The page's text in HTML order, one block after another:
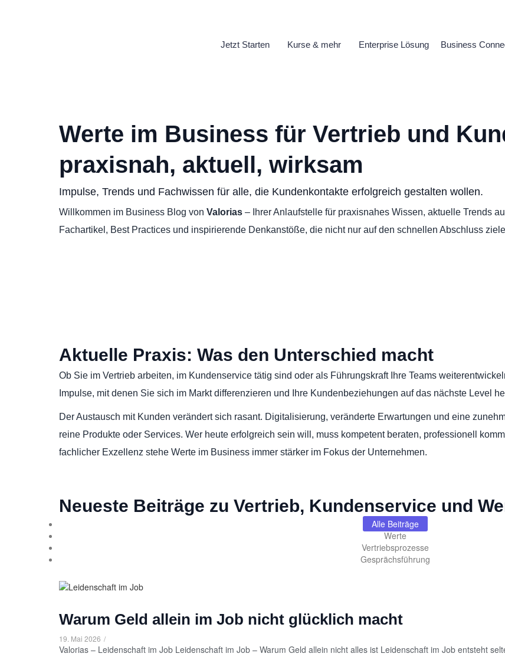
Jetzt Starten Kurse & mehr Enterprise Lösung Business
Werte im Business für Vertrieb und
praxisnah, aktuell, wirksam
Impulse, Trends und Fachwissen für alle, die Kundenkontakte erfolgreich gestalten wollen.
Willkommen im Business Blog von Valorias – Ihrer Anlaufstelle für praxisnahes Wissen, aktuelle Trends
Fachartikel, Best Practices und inspirierende Denkanstöße, die nicht nur auf den schnellen Abschluss
Aktuelle Praxis: Was den Unterschied macht
Ob Sie im Vertrieb arbeiten, im Kundenservice tätig sind oder als Führungskraft Ihre Teams
Impulse, mit denen Sie sich im Markt differenzieren und Ihre Kundenbeziehungen auf das nächste Level
Der Austausch mit Kunden verändert sich rasant. Digitalisierung, veränderte Erwartungen und eine
reine Produkte oder Services. Wer heute erfolgreich sein will, muss kompetent beraten, professionell
fachlicher Exzellenz stehe Werte im Business immer stärker im Fokus der Unternehmen.
Neueste Beiträge zu Vertrieb, Kundenservice und
Alle Beiträge
Werte
Vertriebsprozesse
Gesprächsführung
Warum Geld allein im Job nicht glücklich macht
19. Mai 2026 /
Valorias – Leidenschaft im Job Leidenschaft im Job – Warum Geld allein nicht alles ist Leidenschaft im Job entsteht